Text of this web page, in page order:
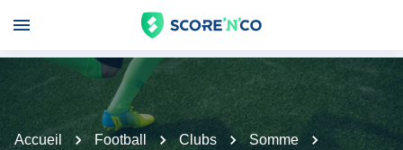
Accueil Football Clubs
Somme